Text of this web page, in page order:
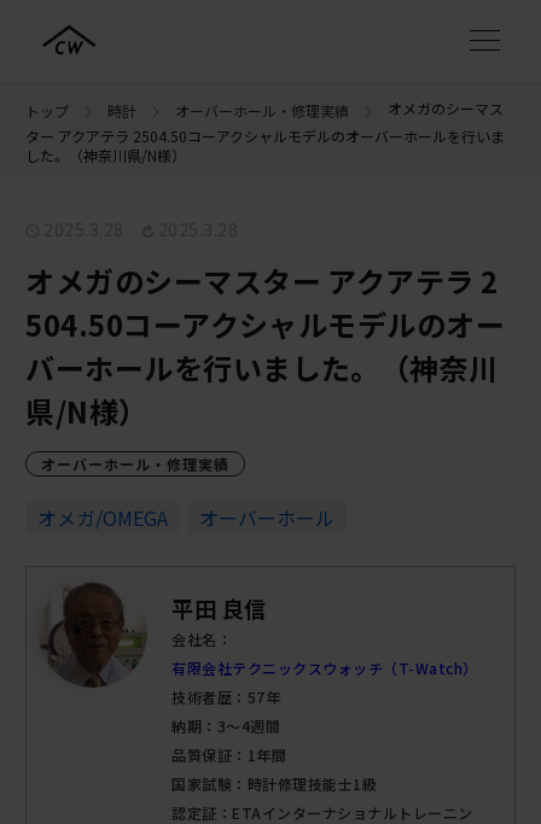
トップ 時計 オーバーホール・修理実績
オメガのシーマス
ター アクアテラ 2504.50コーアクシャルモデルのオーバーホールを行いま
した。（神奈川県/N様）
オメガのシーマスター アクアテラ 2
504.50コーアクシャルモデルのオー
バーホールを行いました。（神奈川
県/N様）
オーバーホール・修理実績
オメガ/OMEGA オーバーホール
平田 良信
会社名：
有限会社テクニックスウォッチ（T-Watch）
技術者歴：57年
納期：3～4週間
品質保証：1年間
国家試験：時計修理技能士1級
認定証：ETAインターナショナルトレーニン